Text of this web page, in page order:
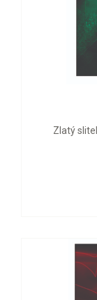
Zlatý